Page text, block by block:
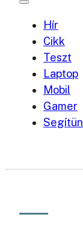
Hír
Cikk
Teszt
Laptop
Mobil
Gamer